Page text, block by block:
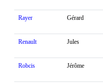
Rayer Gérard
Renault Jules
Robcis Jérôme